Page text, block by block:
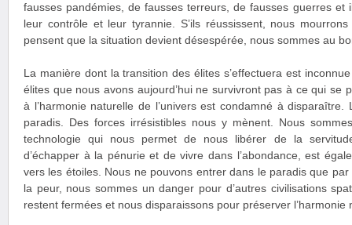
fausses pandémies, de fausses terreurs, de fausses guerres et
leur contrôle et leur tyrannie. S’ils réussissent, nous
pensent que la situation devient désespérée, nous sommes au
La manière dont la transition des élites s’effectuera est
élites que nous avons aujourd’hui ne survivront pas à ce qui se
à l’harmonie naturelle de l’univers est condamné à disparaître.
paradis. Des forces irrésistibles nous y mènent. Nous
technologie qui nous permet de nous libérer de la
d’échapper à la pénurie et de vivre dans l’abondance, est
vers les étoiles. Nous ne pouvons entrer dans le paradis que par
la peur, nous sommes un danger pour d’autres civilisations
restent fermées et nous disparaissons pour préserver l’harmonie